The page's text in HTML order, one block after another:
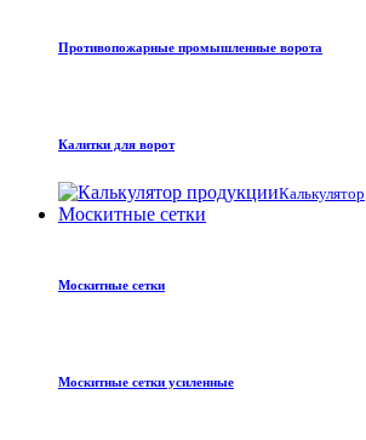
Противопожарные промышленные ворота
Калитки для ворот
Калькулятор
Москитные сетки
Москитные сетки
Москитные сетки усиленные